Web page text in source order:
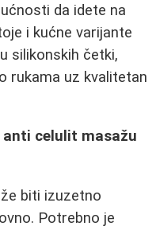
da idete na
i kućne varijante
silikonskih četki,
rukama uz kvalitetan
celulit masažu
biti izuzetno
Potrebno je